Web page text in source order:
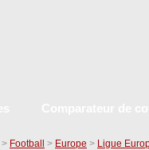
> Football > Europe > Ligue